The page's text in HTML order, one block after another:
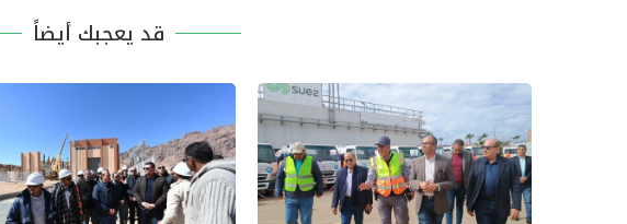
قد يعجبك أيضاً